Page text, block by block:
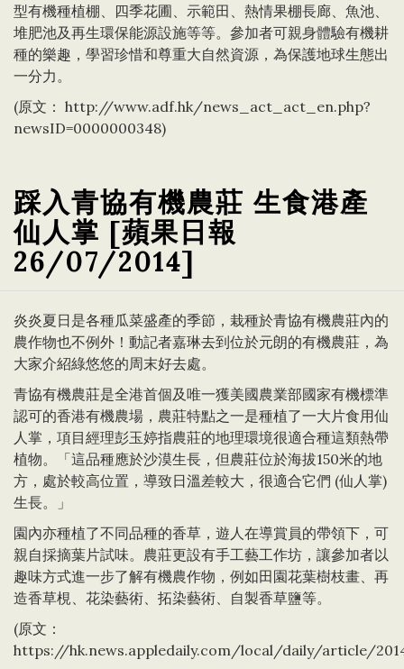
型有機種植棚、四季花圃、示範田、熱情果棚長廊、魚池、
堆肥池及再生環保能源設施等等。參加者可親身體驗有機耕
種的樂趣，學習珍惜和尊重大自然資源，為保護地球生態出
一分力。
(原文： http://www.adf.hk/news_act_act_en.php?
newsID=0000000348)
踩入青協有機農莊 生食港產
仙人掌 [蘋果日報
26/07/2014]
炎炎夏日是各種瓜菜盛產的季節，栽種於青協有機農莊內的
農作物也不例外！動記者嘉琳去到位於元朗的有機農莊，為
大家介紹綠悠悠的周末好去處。
青協有機農莊是全港首個及唯一獲美國農業部國家有機標準
認可的香港有機農場，農莊特點之一是種植了一大片食用仙
人掌，項目經理彭玉婷指農莊的地理環境很適合種這類熱帶
植物。「這品種應於沙漠生長，但農莊位於海拔150米的地
方，處於較高位置，導致日溫差較大，很適合它們 (仙人掌)
生長。」
園內亦種植了不同品種的香草，遊人在導賞員的帶領下，可
親自採摘葉片試味。農莊更設有手工藝工作坊，讓參加者以
趣味方式進一步了解有機農作物，例如田園花葉樹枝畫、再
造香草梘、花染藝術、拓染藝術、自製香草鹽等。
(原文：
https://hk.news.appledaily.com/local/daily/article/